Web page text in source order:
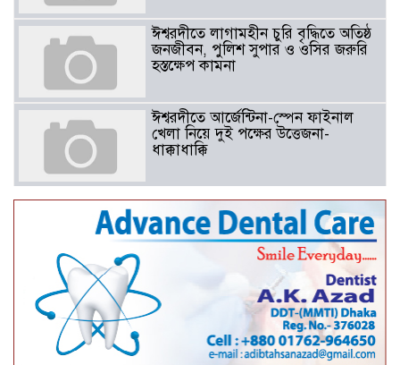
ঈশ্বরদীতে লাগামহীন চুরি বৃদ্ধিতে অতিষ্ঠ
জনজীবন, পুলিশ সুপার ও ওসির জরুরি
হস্তক্ষেপ কামনা ​
ঈশ্বরদীতে আর্জেন্টিনা-স্পেন ফাইনাল
খেলা নিয়ে দুই পক্ষের উত্তেজনা-
ধাক্কাধাক্কি
বাংলাদেশসহ বাসযোগ্য পৃথিবী গড়তে
গাছ লাগিয়ে অক্সিজেন ফ্যাক্টরী গড়ে
তোলার বিকল্প নেই——বিএনপির
কেন্দ্রিয় নেতা সাবেক এমপি বীর
মুক্তিযোদ্ধা সিরাজুল ইসলাম সরদার